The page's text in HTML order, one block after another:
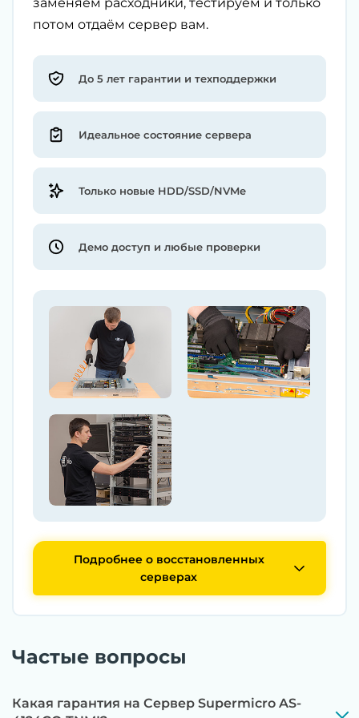
потом отдаём сервер вам.
До 5 лет гарантии и техподдержки
Идеальное состояние сервера
Только новые HDD/SSD/NVMe
Демо доступ и любые проверки
Подробнее о восстановленных
серверах
Частые вопросы
Какая гарантия на Сервер Supermicro AS-